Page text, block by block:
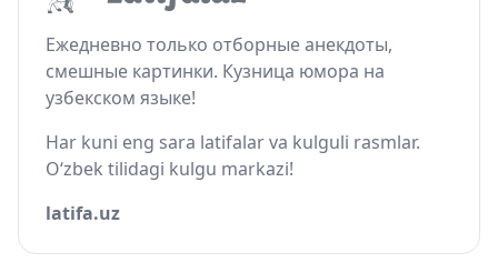
Ежедневно только отборные анекдоты,
смешные картинки. Кузница юмора на
узбекском языке!
Har kuni eng sara latifalar va kulguli rasmlar.
O‘zbek tilidagi kulgu markazi!
latifa.uz